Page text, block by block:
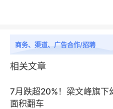
商务、渠道、广告合作/招聘
相关文章
7月跌超20%！梁文峰旗下
面积翻车